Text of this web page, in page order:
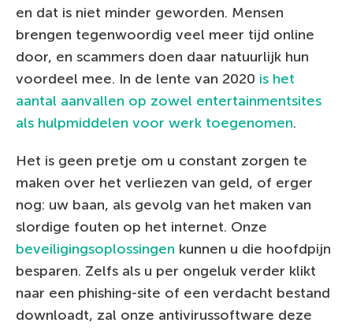
en dat is niet minder geworden. Mensen
brengen tegenwoordig veel meer tijd online
door, en scammers doen daar natuurlijk hun
voordeel mee. In de lente van 2020 is het
aantal aanvallen op zowel entertainmentsites
als hulpmiddelen voor werk toegenomen.
Het is geen pretje om u constant zorgen te
maken over het verliezen van geld, of erger
nog: uw baan, als gevolg van het maken van
slordige fouten op het internet. Onze
beveiligingsoplossingen kunnen u die hoofdpijn
besparen. Zelfs als u per ongeluk verder klikt
naar een phishing-site of een verdacht bestand
downloadt, zal onze antivirussoftware deze